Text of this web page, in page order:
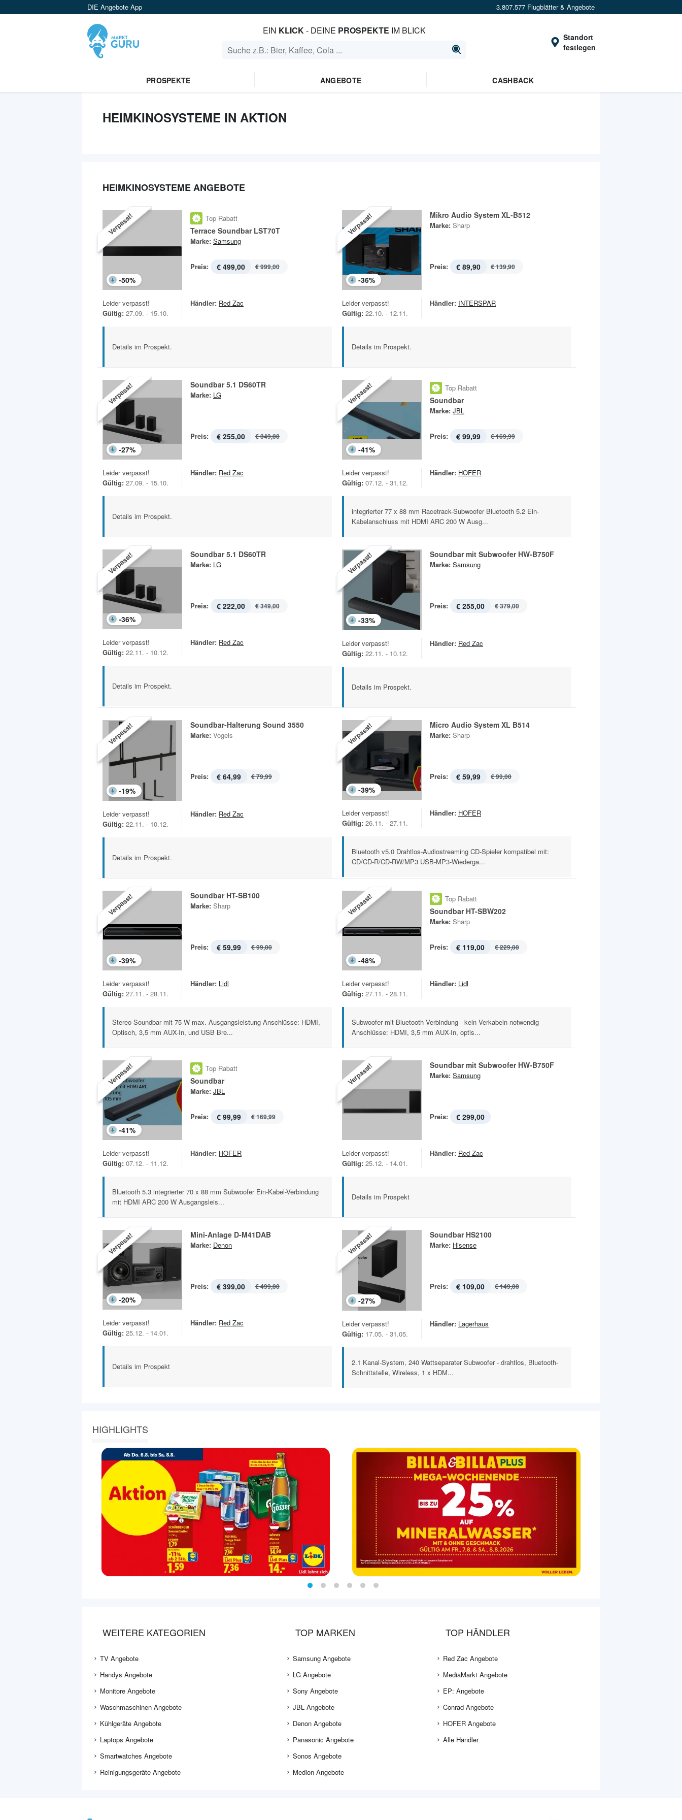
DIE Angebote App 3.807.577 Flugblätter & Angebote
EIN KLICK- DEINE PROSPEKTE IM BLICK
Standort
festlegen
PROSPEKTE ANGEBOTE CASHBACK
HEIMKINOSYSTEME IN AKTION
HEIMKINOSYSTEME ANGEBOTE
Verpasst!
-50%
Top Rabatt
Terrace Soundbar LST70T
Marke: Samsung
Preis: € 499,00 € 999,00
Leider verpasst!
Gültig: 27.09. - 15.10.
Händler: Red Zac
Details im Prospekt.
Verpasst!
-36%
Mikro Audio System XL-B512
Marke: Sharp
Preis: € 89,90 € 139,90
Leider verpasst!
Gültig: 22.10. - 12.11.
Händler: INTERSPAR
Details im Prospekt.
Verpasst!
-27%
Soundbar 5.1 DS60TR
Marke: LG
Preis: € 255,00 € 349,00
Leider verpasst!
Gültig: 27.09. - 15.10.
Händler: Red Zac
Details im Prospekt.
Verpasst!
-41%
Top Rabatt
Soundbar
Marke: JBL
Preis: € 99,99 € 169,99
Leider verpasst!
Gültig: 07.12. - 31.12.
Händler: HOFER
integrierter 77 x 88 mm Racetrack-Subwoofer Bluetooth 5.2 Ein-
Kabelanschluss mit HDMI ARC 200 W Ausg...
Verpasst!
-36%
Soundbar 5.1 DS60TR
Marke: LG
Preis: € 222,00 € 349,00
Leider verpasst!
Gültig: 22.11. - 10.12.
Händler: Red Zac
Details im Prospekt.
Verpasst!
-33%
Soundbar mit Subwoofer HW-B750F
Marke: Samsung
Preis: € 255,00 € 379,00
Leider verpasst!
Gültig: 22.11. - 10.12.
Händler: Red Zac
Details im Prospekt.
Verpasst!
-19%
Soundbar-Halterung Sound 3550
Marke: Vogels
Preis: € 64,99 € 79,99
Leider verpasst!
Gültig: 22.11. - 10.12.
Händler: Red Zac
Details im Prospekt.
Verpasst!
-39%
Micro Audio System XL B514
Marke: Sharp
Preis: € 59,99 € 99,00
Leider verpasst!
Gültig: 26.11. - 27.11.
Händler: HOFER
Bluetooth v5.0 Drahtlos-Audiostreaming CD-Spieler kompatibel mit:
CD/CD-R/CD-RW/MP3 USB-MP3-Wiederga...
Verpasst!
-39%
Soundbar HT-SB100
Marke: Sharp
Preis: € 59,99 € 99,00
Leider verpasst!
Gültig: 27.11. - 28.11.
Händler: Lidl
Stereo-Soundbar mit 75 W max. Ausgangsleistung Anschlüsse: HDMI,
Optisch, 3,5 mm AUX-In, und USB Bre...
Verpasst!
-48%
Top Rabatt
Soundbar HT-SBW202
Marke: Sharp
Preis: € 119,00 € 229,00
Leider verpasst!
Gültig: 27.11. - 28.11.
Händler: Lidl
Subwoofer mit Bluetooth Verbindung - kein Verkabeln notwendig
Anschlüsse: HDMI, 3,5 mm AUX-In, optis...
Verpasst!
-41%
Top Rabatt
Soundbar
Marke: JBL
Preis: € 99,99 € 169,99
Leider verpasst!
Gültig: 07.12. - 11.12.
Händler: HOFER
Bluetooth 5.3 integrierter 70 x 88 mm Subwoofer Ein-Kabel-Verbindung
mit HDMI ARC 200 W Ausgangsleis...
Verpasst! Soundbar mit Subwoofer HW-B750F
Marke: Samsung
Preis: € 299,00
Leider verpasst!
Gültig: 25.12. - 14.01.
Händler: Red Zac
Details im Prospekt
Verpasst!
-20%
Mini-Anlage D-M41DAB
Marke: Denon
Preis: € 399,00 € 499,00
Leider verpasst!
Gültig: 25.12. - 14.01.
Händler: Red Zac
Details im Prospekt
Verpasst!
-27%
Soundbar HS2100
Marke: Hisense
Preis: € 109,00 € 149,00
Leider verpasst!
Gültig: 17.05. - 31.05.
Händler: Lagerhaus
2.1 Kanal-System, 240 Wattseparater Subwoofer - drahtlos, Bluetooth-
Schnittstelle, Wireless, 1 x HDM...
HIGHLIGHTS
WEITERE KATEGORIEN
TV Angebote
Handys Angebote
Monitore Angebote
Waschmaschinen Angebote
Kühlgeräte Angebote
Laptops Angebote
Smartwatches Angebote
Reinigungsgeräte Angebote
TOP MARKEN
Samsung Angebote
LG Angebote
Sony Angebote
JBL Angebote
Denon Angebote
Panasonic Angebote
Sonos Angebote
Medion Angebote
TOP HÄNDLER
Red Zac Angebote
MediaMarkt Angebote
EP: Angebote
Conrad Angebote
HOFER Angebote
Alle Händler